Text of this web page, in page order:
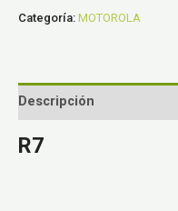
Categoría: MOTOROLA
Descripción
R7